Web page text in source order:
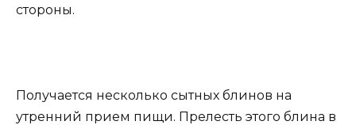
стороны.
Получается несколько сытных блинов на
утренний прием пищи. Прелесть этого блина в